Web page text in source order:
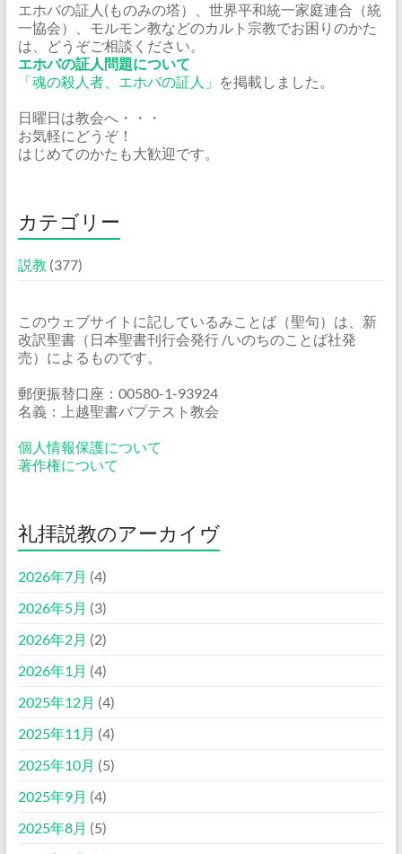
エホバの証人(ものみの塔）、世界平和統一家庭連合（統
一協会）、モルモン教などのカルト宗教でお困りのかた
は、どうぞご相談ください。
エホバの証人問題について
「魂の殺人者、エホバの証人」 を掲載しました。
日曜日は教会へ・・・
お気軽にどうぞ！
はじめてのかたも大歓迎です。
カテゴリー
説教 (377)
このウェブサイトに記しているみことば（聖句）は、新
改訳聖書（日本聖書刊行会発行 /いのちのことば社発
売）によるものです。
郵便振替口座：00580-1-93924
名義：上越聖書バプテスト教会
個人情報保護について
著作権について
礼拝説教のアーカイヴ
2026年7月 (4)
2026年5月 (3)
2026年2月 (2)
2026年1月 (4)
2025年12月 (4)
2025年11月 (4)
2025年10月 (5)
2025年9月 (4)
2025年8月 (5)